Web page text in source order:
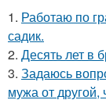
1. Работаю по
садик.
2. Десять лет в
3. Задаюсь
мужа от другой,